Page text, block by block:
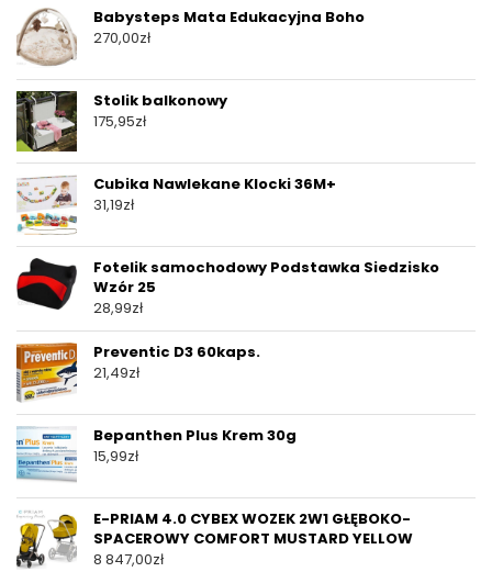
Babysteps Mata Edukacyjna Boho
270,00zł
Stolik balkonowy
175,95zł
Cubika Nawlekane Klocki 36M+
31,19zł
Fotelik samochodowy Podstawka Siedzisko
Wzór 25
28,99zł
Preventic D3 60kaps.
21,49zł
Bepanthen Plus Krem 30g
15,99zł
E-PRIAM 4.0 CYBEX WOZEK 2W1 GŁĘBOKO-
SPACEROWY COMFORT MUSTARD YELLOW
8 847,00zł